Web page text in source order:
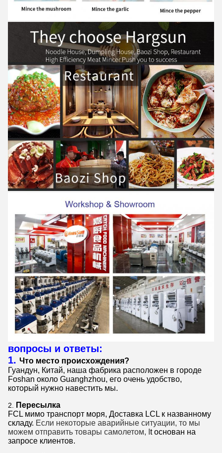
вопросы и ответы:
1. Что место происхождения?
Гуандун, Китай, наша фабрика расположен в городе
Foshan около Guanghzhou, его очень удобство,
который нужно навестить мы.
2. Пересылка
FCL мимо транспорт моря, Доставка LCL к названному
складу. Если некоторые аварийные ситуации, то мы
можем отправить товары самолетом, I t основан на
запросе клиентов.